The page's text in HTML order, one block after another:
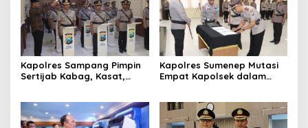
Kapolres Sampang Pimpin
Sertijab Kabag, Kasat,
Kapolres Sumenep Mutasi
Empat Kapolsek dalam